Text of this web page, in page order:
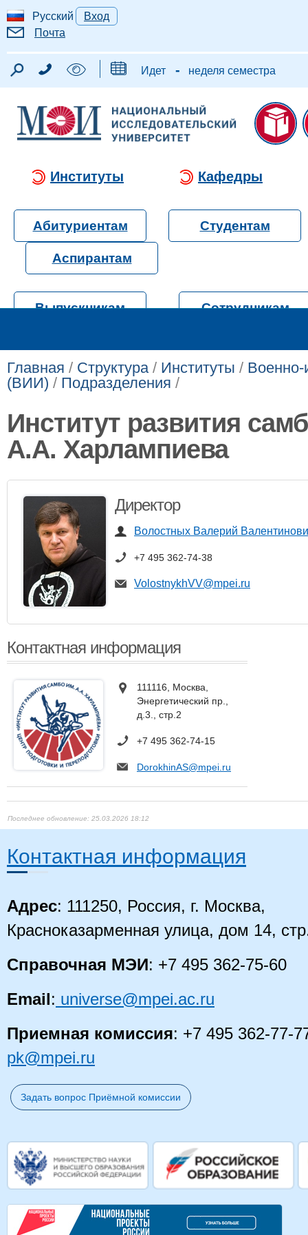
Русский
Вход
Почта
Идет - неделя семестра
Институты Кафедры
Абитуриентам Студентам
Аспирантам
Выпускникам Сотрудникам
Главная / Структура/ Институты / Военно-
(ВИИ) / Подразделения /
Институт развития
А.А. Харлампиева
Директор
Волостных Валерий
+7 495 362-74-38
VolostnykhVV@mpei.ru
Контактная информация
111116, Москва,
Энергетический пр.,
д.3., стр.2
+7 495 362-74-15
DorokhinAS@mpei.ru
25.03.2026 18:12
Контактная информация
Адрес: 111250, Россия, г. Москва,
Красноказарменная улица, дом 14,
Справочная МЭИ: +7 495 362-75-60
Email: universe@mpei.ac.ru
Приемная комиссия: +7 495 362-77-
pk@mpei.ru
Задать вопрос Приёмной комиссии